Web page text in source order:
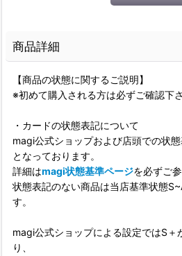
商品詳細
【商品の状態に関するご説明】
※初めて購入される方は必ずご確認下さ
・カードの状態表記について
magi公式ショップおよび店頭での状
となっております。
詳細はmagi状態基準ページを必ずご
状態表記のない商品は当店基準状態
す。
magi公式ショップによる設定ではS＋
り、